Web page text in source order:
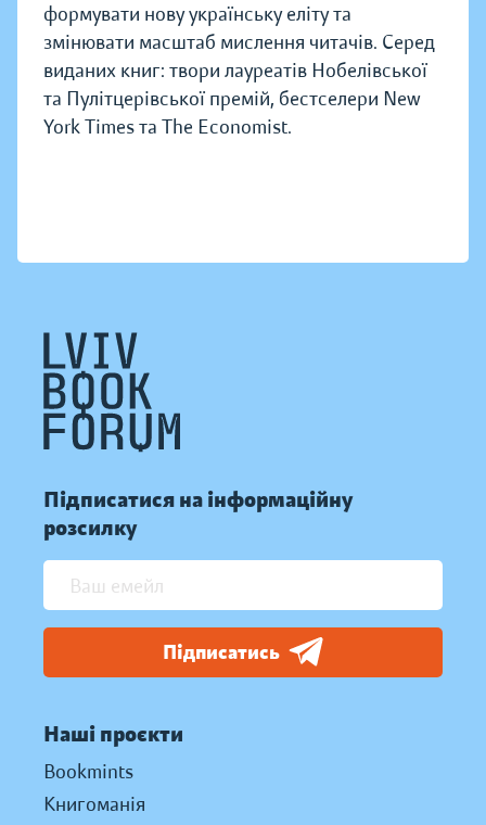
формувати нову українську еліту та
змінювати масштаб мислення читачів. Серед
виданих книг: твори лауреатів Нобелівської
та Пулітцерівської премій, бестселери New
York Times та The Economist.
Підписатися на інформаційну
розсилку
Підписатись
Наші проєкти
Bookmints
Книгоманія